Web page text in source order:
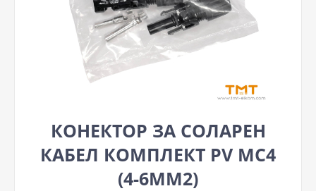
КОНЕКТОР ЗА СОЛАРЕН
КАБЕЛ КОМПЛЕКТ PV MC4
(4-6MM2)